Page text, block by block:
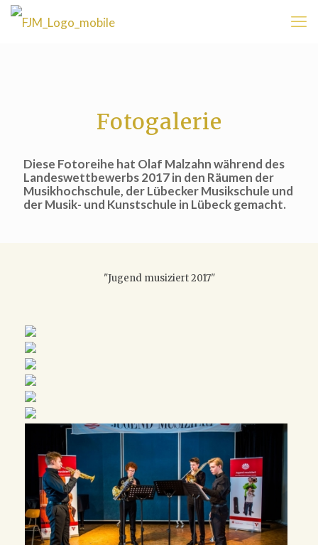
Fotogalerie
Diese Fotoreihe hat Olaf Malzahn während des
Landeswettbewerbs 2017 in den Räumen der
Musikhochschule, der Lübecker Musikschule und
der Musik- und Kunstschule in Lübeck gemacht.
"Jugend musiziert 2017"